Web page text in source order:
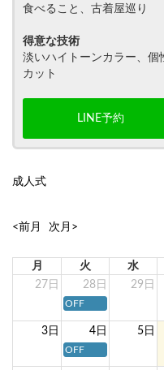
食べること、古着屋巡り
得意な技術
淡いハイトーンカラー、個
カット
LINE予約
成人式
<前月 次月>
月 火 水
27日
28日 29日
OFF
3日 4日 5日
OFF